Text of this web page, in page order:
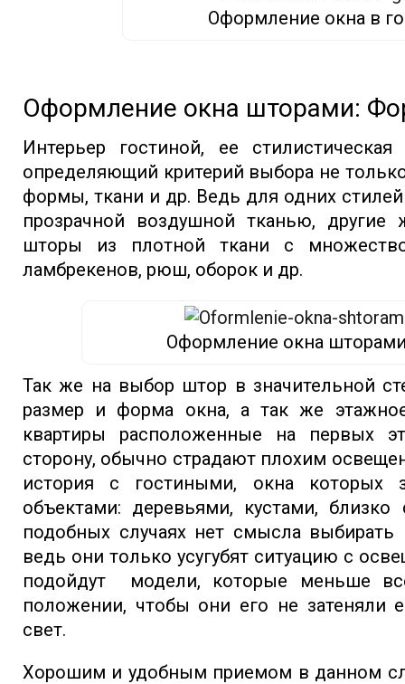
Оформление окна в
Оформление окна шторами:
Интерьер гостиной, ее
определяющий критерий выбора не
формы, ткани и др. Ведь для одних
прозрачной воздушной тканью,
шторы из плотной ткани с
ламбрекенов, рюш, оборок и др.
Оформление окна
Так же на выбор штор в значительной
размер и форма окна, а так же
квартиры расположенные на первых
сторону, обычно страдают плохим
история с гостиными, окна которых
объектами: деревьями, кустами,
подобных случаях нет смысла
ведь они только усугубят ситуацию с
подойдут модели, которые меньше
положении, чтобы они его не затеняли
свет.
Хорошим и удобным приемом в данном